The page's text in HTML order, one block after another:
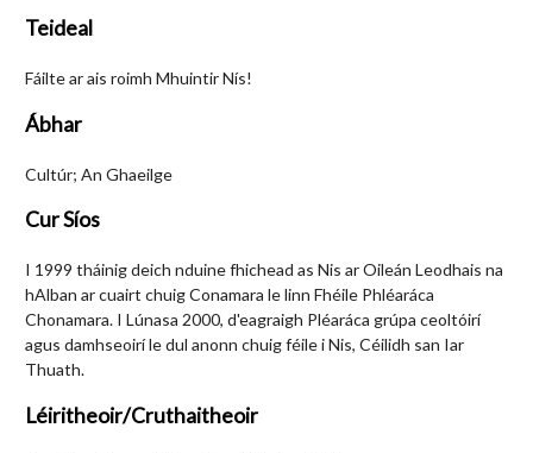
Teideal
Fáilte ar ais roimh Mhuintir Nís!
Ábhar
Cultúr; An Ghaeilge
Cur Síos
I 1999 tháinig deich nduine fhichead as Nis ar Oileán Leodhais na
hAlban ar cuairt chuig Conamara le linn Fhéile Phléaráca
Chonamara. I Lúnasa 2000, d'eagraigh Pléaráca grúpa ceoltóirí
agus damhseoirí le dul anonn chuig féile i Nis, Céilidh san Iar
Thuath.
Léiritheoir/Cruthaitheoir